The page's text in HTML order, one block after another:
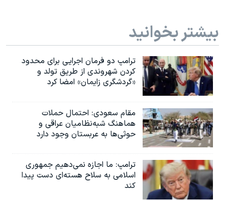
بیشتر بخوانید
ترامپ دو فرمان اجرایی برای محدود
کردن شهروندی از طریق تولد و
«گردشگری زایمان» امضا کرد
مقام سعودی: احتمال حملات
هماهنگ شبه‌نظامیان عراقی و
حوثی‌ها به عربستان وجود دارد
ترامپ: ما اجازه نمی‌دهیم جمهوری
اسلامی به سلاح هسته‌ای دست پیدا
کند